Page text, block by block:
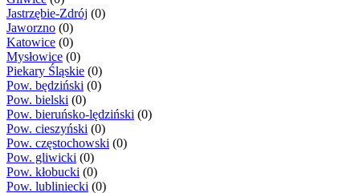
Jastrzębie-Zdrój (0)
Jaworzno (0)
Katowice (0)
Mysłowice (0)
Piekary Śląskie (0)
Pow. będziński (0)
Pow. bielski (0)
Pow. bieruńsko-lędziński (0)
Pow. cieszyński (0)
Pow. częstochowski (0)
Pow. gliwicki (0)
Pow. kłobucki (0)
Pow. lubliniecki (0)